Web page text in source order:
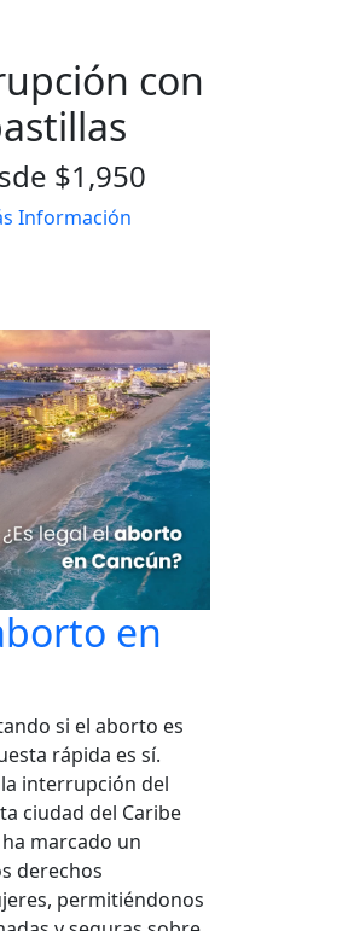
con
$1,950
Información
en
si el aborto es
rápida es sí.
interrupción del
ciudad del Caribe
marcado un
derechos
permitiéndonos